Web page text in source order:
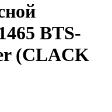
BTS-
(CLACK